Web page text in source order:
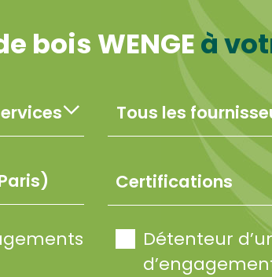
bois WENGEà
Certifications
Détenteur